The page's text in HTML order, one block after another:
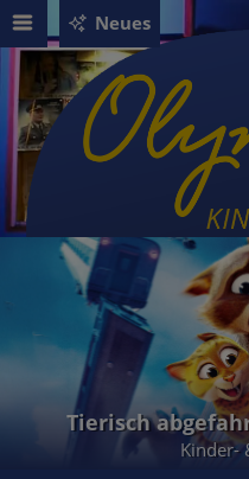
Neues
Tierisch
Kinder-